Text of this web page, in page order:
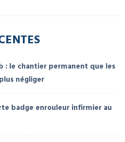
: le chantier permanent que les
négliger
badge enrouleur infirmier au